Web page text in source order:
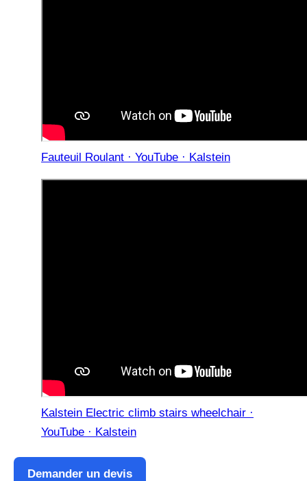
Fauteuil Roulant · YouTube · Kalstein
Kalstein Electric climb stairs wheelchair ·
YouTube · Kalstein
Demander un devis